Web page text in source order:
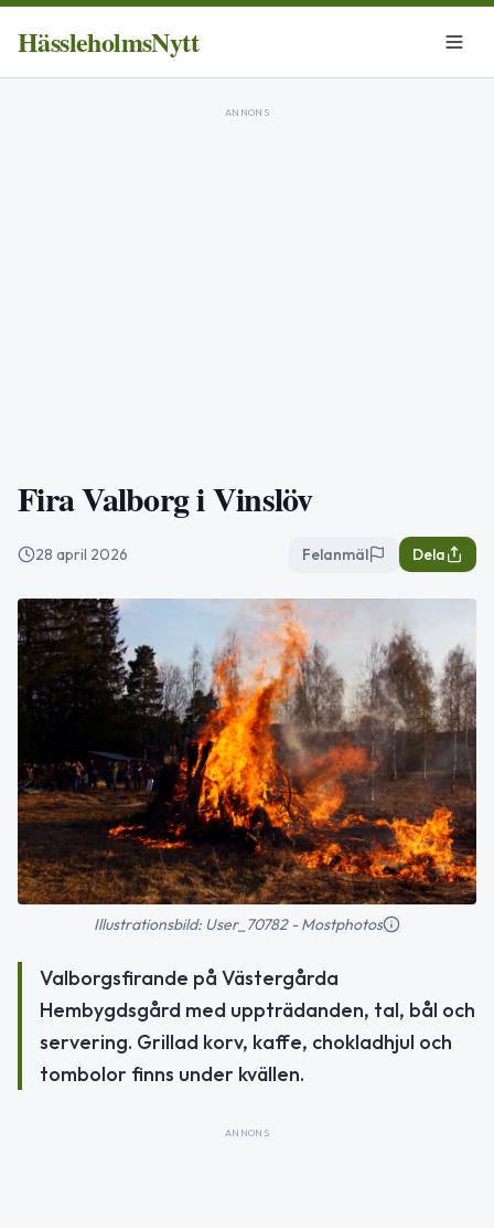
HässleholmsNytt
ANNONS
Fira Valborg i Vinslöv
28 april 2026 Felanmäl Dela
Illustrationsbild: User_70782 - Mostphotos
Valborgsfirande på Västergårda
Hembygdsgård med uppträdanden, tal, bål och
servering. Grillad korv, kaffe, chokladhjul och
tombolor finns under kvällen.
ANNONS